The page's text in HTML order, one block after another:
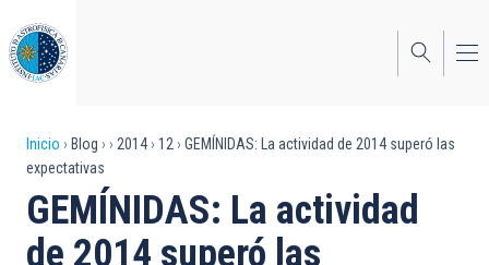
al
contenido
principal
Sobrescribir
enlaces
de
Inicio Blog 2014 12
GEMÍNIDAS: La actividad de 2014 superó las
expectativas
GEMÍNIDAS: La actividad
de 2014 superó las